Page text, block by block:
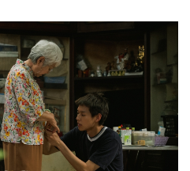
Night” ที่ชวนแฟนๆ ชม
ลใหม่ล่าสุด “ผิดมากไหม”